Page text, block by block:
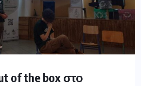
of the box στο